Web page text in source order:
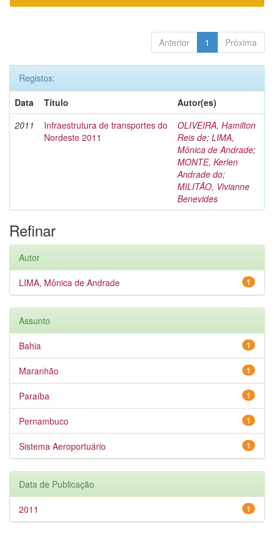
Anterior 1 Próxima
Registos:
Data
Título
Autor(es)
2011
Infraestrutura de transportes do
Nordeste 2011
OLIVEIRA, Hamilton
Reis de; LIMA,
Mônica de Andrade;
MONTE, Kerlen
Andrade do;
MILITÃO, Vivianne
Benevides
Refinar
Autor
1
LIMA, Mônica de Andrade
Assunto
1
Bahia
1
Maranhão
1
Paraíba
1
Pernambuco
1
Sistema Aeroportuário
Data de Publicação
1
2011